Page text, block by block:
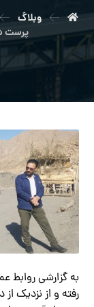
وبلاگ
پرست
به گزارشی
رفته و از نزدیک